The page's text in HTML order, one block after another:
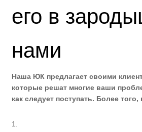
его в
нами
Наша ЮК предлагает своими
которые решат многие ваши
как следует поступать. Более